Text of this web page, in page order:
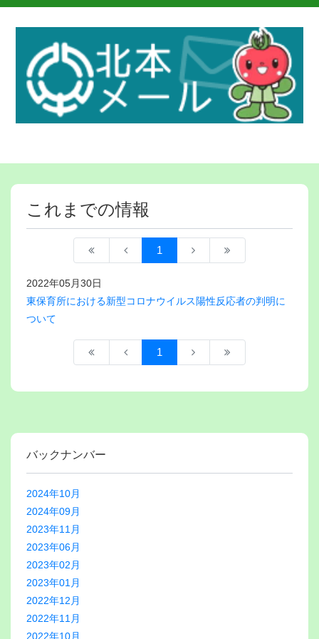
これまでの情報
1
2022年05月30日
東保育所における新型コロナウイルス陽性反応者の判明に
ついて
1
バックナンバー
2024年10月
2024年09月
2023年11月
2023年06月
2023年02月
2023年01月
2022年12月
2022年11月
2022年10月